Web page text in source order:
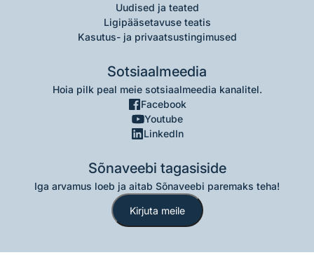
Uudised ja teated
Ligipääsetavuse teatis
Kasutus- ja privaatsustingimused
Sotsiaalmeedia
Hoia pilk peal meie sotsiaalmeedia kanalitel.
Facebook
Youtube
LinkedIn
Sõnaveebi tagasiside
Iga arvamus loeb ja aitab Sõnaveebi paremaks teha!
Kirjuta meile